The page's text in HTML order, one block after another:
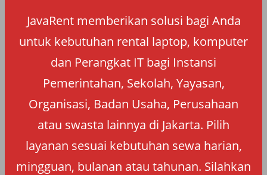
JavaRent memberikan solusi bagi Anda
untuk kebutuhan rental laptop, komputer
dan Perangkat IT bagi Instansi
Pemerintahan, Sekolah, Yayasan,
Organisasi, Badan Usaha, Perusahaan
atau swasta lainnya di Jakarta. Pilih
layanan sesuai kebutuhan sewa harian,
mingguan, bulanan atau tahunan. Silahkan